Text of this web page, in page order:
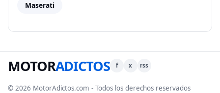
Maserati
MOTORADICTOS f x rss
© 2026 MotorAdictos.com - Todos los derechos reservados